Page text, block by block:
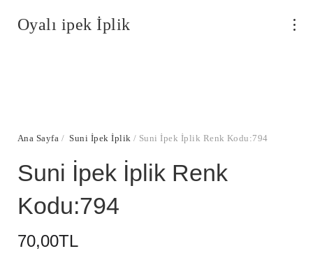
Oyalı ipek İplik
Ana Sayfa / Suni İpek İplik / Suni İpek İplik Renk Kodu:794
Suni İpek İplik Renk
Kodu:794
70,00TL